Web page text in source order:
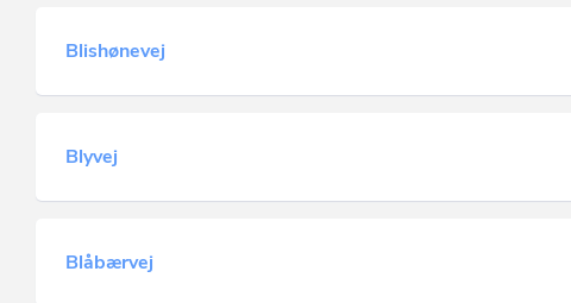
Blishønevej
Blyvej
Blåbærvej